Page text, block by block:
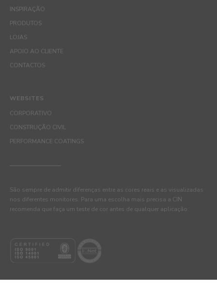
INSPIRAÇÃO
PRODUTOS
LOJAS
APOIO AO CLIENTE
CONTACTOS
WEBSITES
CORPORATIVO
CONSTRUÇÃO CIVIL
PERFORMANCE COATINGS
São sempre de admitir diferenças entre as cores reais e as visualizadas
nos diferentes monitores. Para uma escolha mais precisa a CIN
recomenda que faça um teste de cor antes de qualquer aplicação.